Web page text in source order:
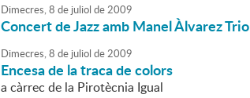
Dimecres,8 de juliol de2009
Concert de Jazz amb Manel Àlvarez Trio
Dimecres,8 de juliol de2009
Encesa de la traca de colors
a càrrec de la Pirotècnia Igual